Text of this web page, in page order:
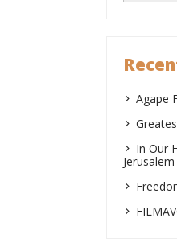
Agape
In Our
Jerusalem